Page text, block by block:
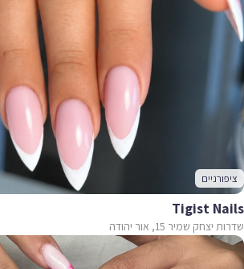
ציפורניים
Tigist Nails
שדרות יצחק שמיר 15, אור יהודה